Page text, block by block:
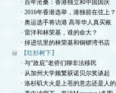
· 百年沧桑：香港独立和中国国庆
· 2016年香港选举，港独箭在弦上？
· 奥运选手将访港 高等华人真买账
· 雷洋和林荣基，谁的命大？
· 掉进坑里的林荣基和铜锣湾书店
【红杉树下】
· 与“政庇”老侨们聊非法移民
· 从加州大学频繁获诺贝尔奖谈起
· 洛杉矶大火是上苍的意志还是人的